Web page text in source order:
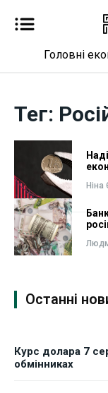
Бізнес
Фінанси
Робота і
Публікації
Курс
Бізнес
Фінанси
Робота і
Публікації
Курс
Головні
Тег:
Ніна
Останні
Курс долара 7
обмінниках